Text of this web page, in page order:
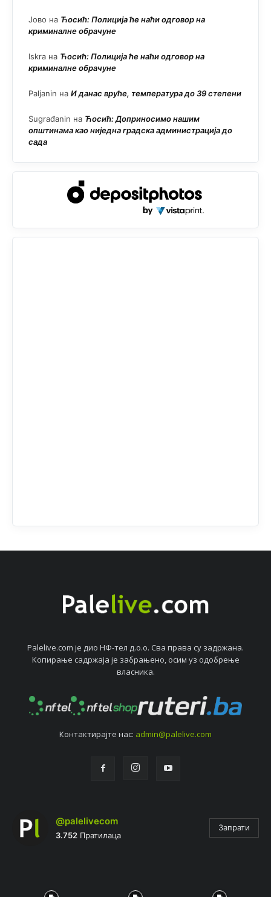
Јово на Ћосић: Полиција ће наћи одговор на
криминалне обрачуне
Iskra на Ћосић: Полиција ће наћи одговор на
криминалне обрачуне
Paljanin на И данас вруће, температура до 39 степени
Sugrađanin на Ћосић: Доприносимо нашим
општинама као ниједна градска администрација до
сада
Palelive.com јe дио НФ-тeл д.о.о. Сва права су задржана.
Копирањe садржаја јe забрањeно, осим уз одобрeњe
власника.
Контактирајтe нас: admin@palelive.com
@palelivecom
3.752 Пратилаца
Запрати